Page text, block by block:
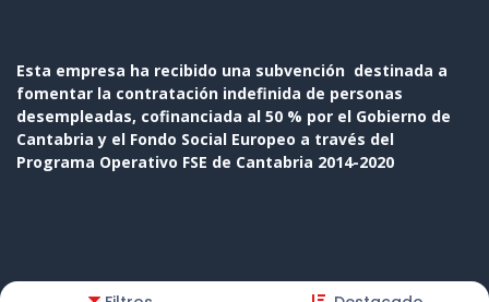
Esta empresa ha recibido una subvención destinada a
fomentar la contratación indefinida de personas
desempleadas, cofinanciada al 50 % por el Gobierno de
Cantabria y el Fondo Social Europeo a través del
Programa Operativo FSE de Cantabria 2014-2020